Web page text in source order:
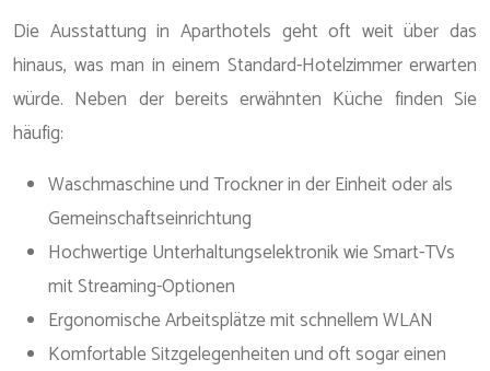
Die Ausstattung in Aparthotels geht oft weit über das
hinaus, was man in einem Standard-Hotelzimmer erwarten
würde. Neben der bereits erwähnten Küche finden Sie
häufig:
Waschmaschine und Trockner in der Einheit oder als
Gemeinschaftseinrichtung
Hochwertige Unterhaltungselektronik wie Smart-TVs
mit Streaming-Optionen
Ergonomische Arbeitsplätze mit schnellem WLAN
Komfortable Sitzgelegenheiten und oft sogar einen